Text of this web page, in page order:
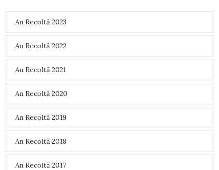
An Recoltă 2023
An Recoltă 2022
An Recoltă 2021
An Recoltă 2020
An Recoltă 2019
An Recoltă 2018
An Recoltă 2017